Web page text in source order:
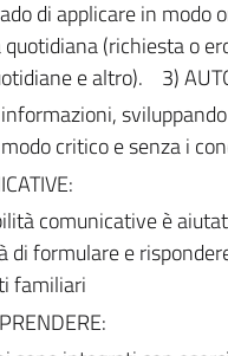
di applicare in
(richiesta o
e altro). 3)
critico e senza i
comunicative è
di formulare e
familiari